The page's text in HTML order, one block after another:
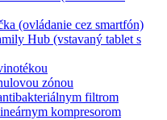
(ovládanie cez smartfón)
Hub (vstavaný tablet s
zónou
filtrom
kompresorom